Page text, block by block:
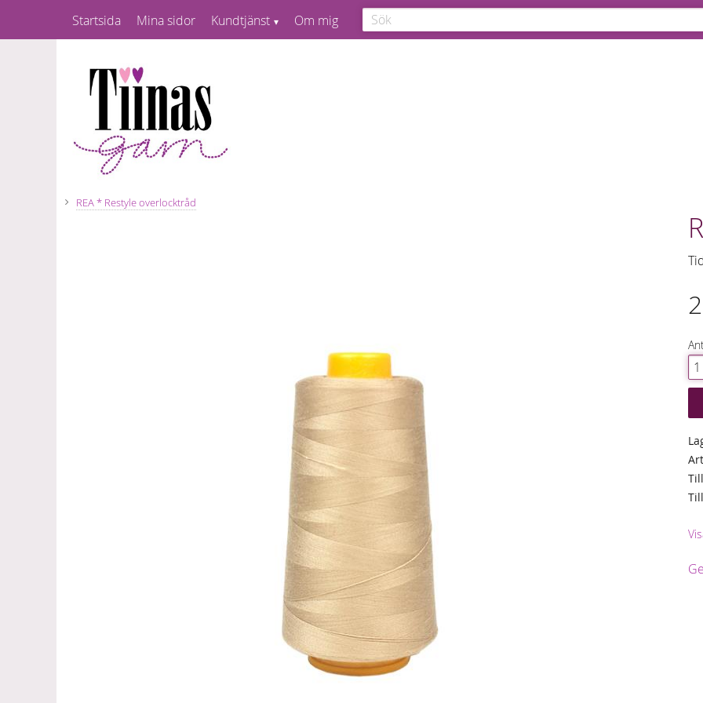
Startsida Mina sidor Kundtjänst Om mig
REA * Restyle overlocktråd